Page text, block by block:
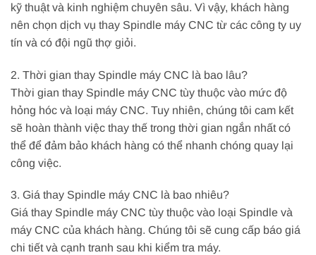
kỹ thuật và kinh nghiệm chuyên sâu. Vì vậy, khách hàng
nên chọn dịch vụ thay Spindle máy CNC từ các công ty uy
tín và có đội ngũ thợ giỏi.
2. Thời gian thay Spindle máy CNC là bao lâu?
Thời gian thay Spindle máy CNC tùy thuộc vào mức độ
hỏng hóc và loại máy CNC. Tuy nhiên, chúng tôi cam kết
sẽ hoàn thành việc thay thế trong thời gian ngắn nhất có
thể để đảm bảo khách hàng có thể nhanh chóng quay lại
công việc.
3. Giá thay Spindle máy CNC là bao nhiêu?
Giá thay Spindle máy CNC tùy thuộc vào loại Spindle và
máy CNC của khách hàng. Chúng tôi sẽ cung cấp báo giá
chi tiết và cạnh tranh sau khi kiểm tra máy.